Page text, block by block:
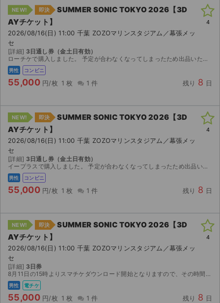
NEW! 即決
SUMMER SONIC TOKYO 2026【3D
AYチケット】
2026/08/16(日) 11:00 千葉 ZOZOマリンスタジアム／幕張メッ
セ
[詳細] 3日通し券（金土日有効）
ローチケで購入しました。 予定が合わなくなってしまったため出品いたします。 【お渡し方法】 発券情報（予約番号など）をお知らせします。 【発券方法】 2026年8月7日（金）1...
男性 コンビニ
55,000 円/枚 1 枚 1 件 残り 8 日
4
NEW! 即決
SUMMER SONIC TOKYO 2026【3D
AYチケット】
2026/08/16(日) 11:00 千葉 ZOZOマリンスタジアム／幕張メッ
セ
[詳細] 3日通し券（金土日有効）
イープラスで購入しました。 予定が合わなくなってしまったため出品いたします。 【お渡し方法】 発券情報（13桁の払込票番号）をお知らせします。 【発券方法】 2026年8月11...
男性 コンビニ
55,000 円/枚 1 枚 1 件 残り 8 日
4
NEW! 即決
SUMMER SONIC TOKYO 2026【3D
AYチケット】
2026/08/16(日) 11:00 千葉 ZOZOマリンスタジアム／幕張メッ
セ
[詳細] 3日券
8月11日の15時よりスマチケダウンロード開始となりますので、その時間に分配いたします。
男性 電チケ
55,000 円/枚 1 枚 1 件 残り 8 日
4